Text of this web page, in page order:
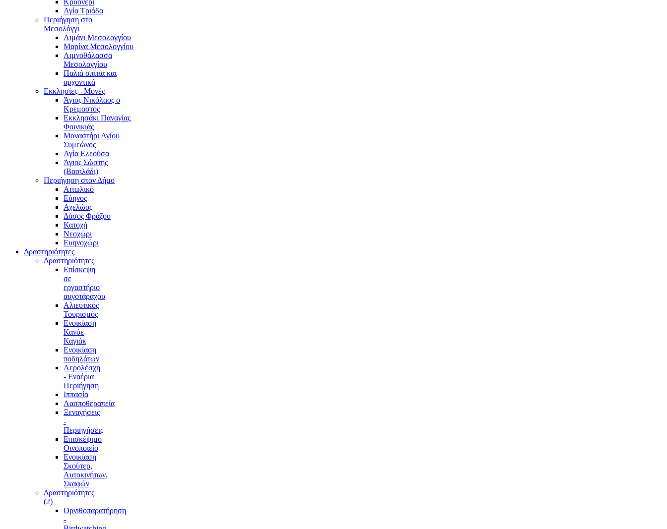
Κρυονέρι
Αγία Τριάδα
Περιήγηση στο
Μεσολόγγι
Λιμάνι Μεσολογγίου
Μαρίνα Μεσολογγίου
Λιμνοθάλασσα
Μεσολογγίου
Παλιά σπίτια και
αρχοντικά
Εκκλησίες - Μονές
Άγιος Νικόλαος ο
Κρεμαστός
Εκκλησάκι Παναγίας
Φοινικιάς
Μοναστήρι Αγίου
Συμεώνος
Αγία Ελεούσα
Άγιος Σώστης
(Βασιλάδι)
Περιήγηση στον Δήμο
Αιτωλικό
Εύηνος
Αχελώος
Δάσος Φράξου
Κατοχή
Νεοχώρι
Ευηνοχώρι
Δραστηριότητες
Δραστηριότητες
Επίσκεψη
σε
εργαστήριο
αυγοτάραχου
Αλιευτικός
Τουρισμός
Ενοικίαση
Κανόε
Καγιάκ
Ενοικίαση
ποδηλάτων
Αερολέσχη
- Εναέρια
Περιήγηση
Ιππασία
Λασποθεραπεία
Ξεναγήσεις
-
Περιηγήσεις
Επισκέψιμο
Οινοποιείο
Ενοικίαση
Σκούτερ,
Αυτοκινήτων,
Σκαφών
Δραστηριότητες
(2)
Ορνιθοπαρατήρηση
-